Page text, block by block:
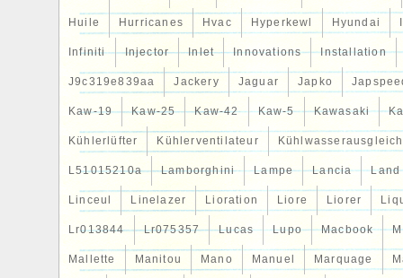
Huile Hurricanes Hvac Hyperkewl Hyundai
Infiniti Injector Inlet Innovations Installation
J9c319e839aa Jackery Jaguar Japko
Kaw-19 Kaw-25 Kaw-42 Kaw-5 Kawasaki
Kühlerlüfter Kühlerventilateur
L51015210a Lamborghini Lampe Lancia Land
Linceul Linelazer Lioration Liore Liorer
Lr013844 Lr075357 Lucas Lupo Macbook
Mallette Manitou Mano Manuel Marquage